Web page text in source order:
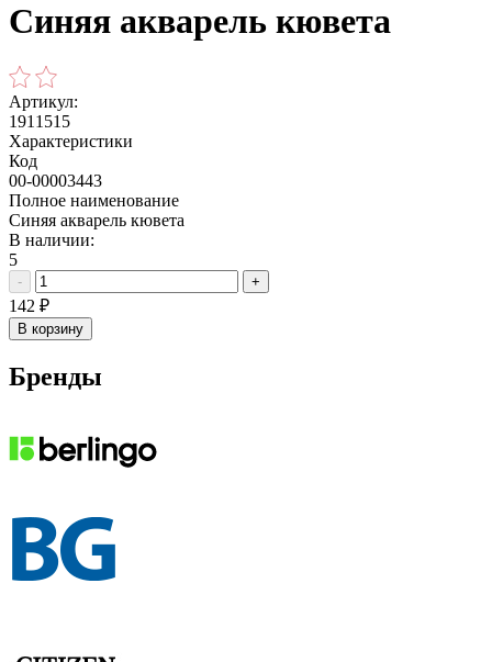
Синяя акварель кювета
Артикул:
1911515
Характеристики
Код
00-00003443
Полное наименование
Синяя акварель кювета
В наличии:
5
- +
142 ₽
В корзину
Бренды